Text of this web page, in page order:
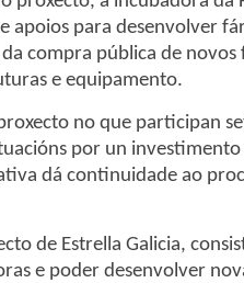
apoios para desenvolver
compra pública de
e equipamento.
no que participan
por un investimento
dá continuidade ao
de Estrella Galicia,
e poder desenvolver